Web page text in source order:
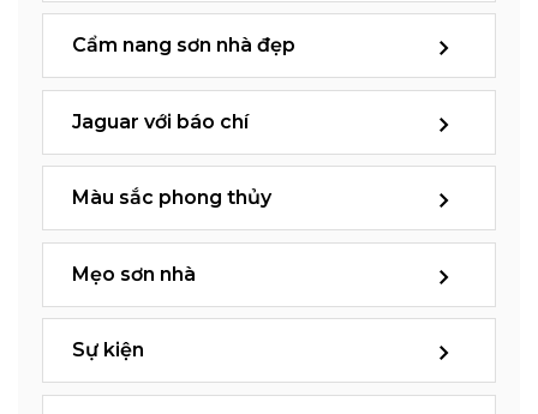
Cẩm nang sơn nhà đẹp
Jaguar với báo chí
Màu sắc phong thủy
Mẹo sơn nhà
Sự kiện